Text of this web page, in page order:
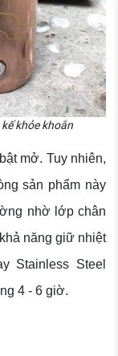
khỏe khoắn
mở. Tuy nhiên,
sản phẩm này
nhờ lớp chân
năng giữ nhiệt
Stainless Steel
4 - 6 giờ.